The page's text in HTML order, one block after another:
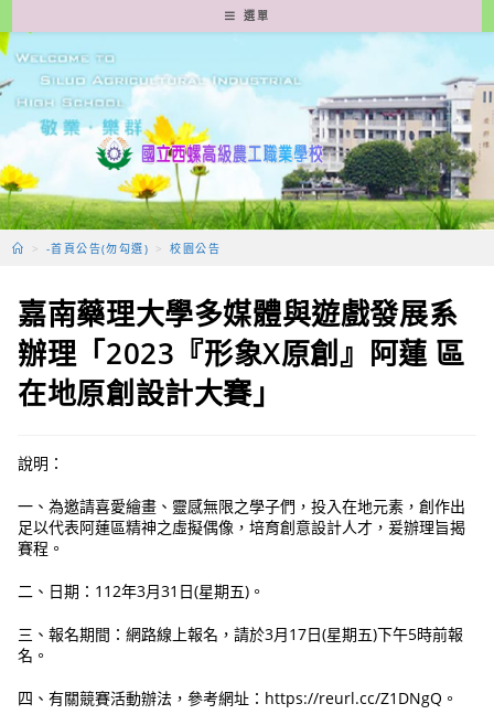
轉
至
要
容
選單
> -首頁公告(勿勾選) > 校園公告
嘉南藥理大學多媒體與遊戲發展系
辦理「2023『形象X原創』阿蓮 區
在地原創設計大賽」
說明：
一、為邀請喜愛繪畫、靈感無限之學子們，投入在地元素，創作出
足以代表阿蓮區精神之虛擬偶像，培育創意設計人才，爰辦理旨揭
賽程。
二、日期：112年3月31日(星期五)。
三、報名期間：網路線上報名，請於3月17日(星期五)下午5時前報
名。
四、有關競賽活動辦法，參考網址：https://reurl.cc/Z1DNgQ。